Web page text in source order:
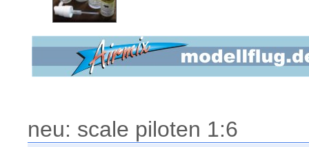
neu: scale piloten 1:6